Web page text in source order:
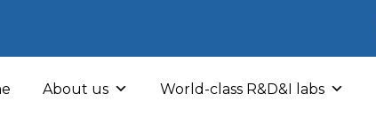
About us World-class R&D&I labs